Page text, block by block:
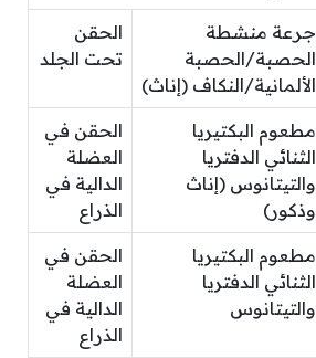
جرعة منشطة
الحصبة/الحصبة
الألمانية/النكاف (إناث)
الحقن
تحت الجلد
مطعوم البكتيريا
الثنائي الدفتريا
والتيتانوس (إناث
وذكور)
الحقن في
العضلة
الدالية في
الذراع
مطعوم البكتيريا
الثنائي الدفتريا
والتيتانوس
الحقن في
العضلة
الدالية في
الذراع